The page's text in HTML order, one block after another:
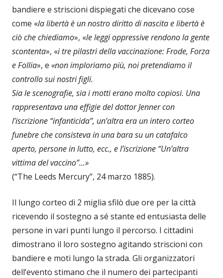
bandiere e striscioni dispiegati che dicevano cose
come «la libertà è un nostro diritto di nascita e libertà è
ciò che chiediamo», «le leggi oppressive rendono la gente
scontenta», «i tre pilastri della vaccinazione: Frode, Forza
e Follia», e «non imploriamo più, noi pretendiamo il
controllo sui nostri figli.
Sia le scenografie, sia i motti erano molto copiosi. Una
rappresentava una effigie del dottor Jenner con
l’iscrizione “infanticida”, un’altra era un intero corteo
funebre che consisteva in una bara su un catafalco
aperto, persone in lutto, ecc., e l’iscrizione “Un’altra
vittima del vaccino”...»
(“The Leeds Mercury”, 24 marzo 1885).
Il lungo corteo di 2 miglia sfilò due ore per la città
ricevendo il sostegno a sé stante ed entusiasta delle
persone in vari punti lungo il percorso. I cittadini
dimostrano il loro sostegno agitando striscioni con
bandiere e moti lungo la strada. Gli organizzatori
dell’evento stimano che il numero dei partecipanti